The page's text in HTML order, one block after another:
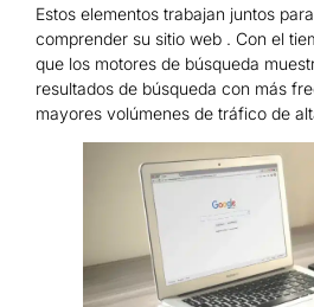
Estos elementos trabajan juntos
comprender su sitio web . Con el
que los motores de búsqueda
resultados de búsqueda con más
mayores volúmenes de tráfico de